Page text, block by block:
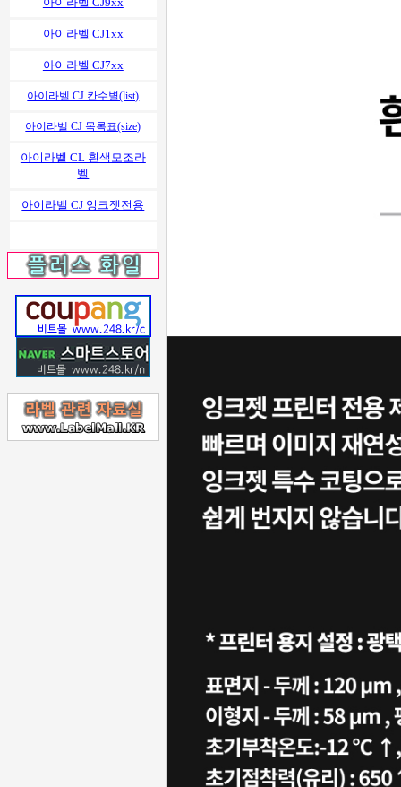
아이라벨 CJ1xx
아이라벨 CJ7xx
아이라벨 CJ 칸수별(list)
아이라벨 CJ 목록표(size)
아이라벨 CL 흰색모조라
벨
아이라벨 CJ 잉크젯전용